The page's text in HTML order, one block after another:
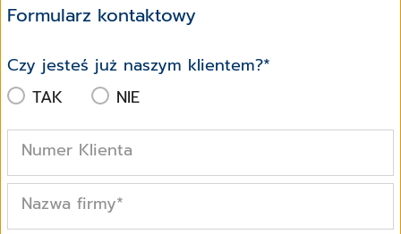
Formularz kontaktowy
Czy jesteś już naszym klientem?*
TAK
NIE
Numer Klienta
Nazwa firmy*